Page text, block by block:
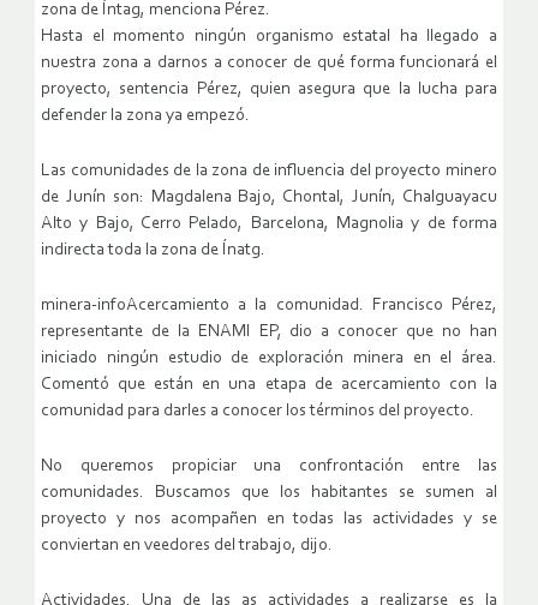
zona de Íntag, menciona Pérez.
Hasta el momento ningún organismo estatal ha llegado a
nuestra zona a darnos a conocer de qué forma funcionará el
proyecto, sentencia Pérez, quien asegura que la lucha para
defender la zona ya empezó.
Las comunidades de la zona de influencia del proyecto minero
de Junín son: Magdalena Bajo, Chontal, Junín, Chalguayacu
Alto y Bajo, Cerro Pelado, Barcelona, Magnolia y de forma
indirecta toda la zona de Ínatg.
minera-infoAcercamiento a la comunidad. Francisco Pérez,
representante de la ENAMI EP, dio a conocer que no han
iniciado ningún estudio de exploración minera en el área.
Comentó que están en una etapa de acercamiento con la
comunidad para darles a conocer los términos del proyecto.
No queremos propiciar una confrontación entre las
comunidades. Buscamos que los habitantes se sumen al
proyecto y nos acompañen en todas las actividades y se
conviertan en veedores del trabajo, dijo.
Actividades. Una de las as actividades a realizarse es la